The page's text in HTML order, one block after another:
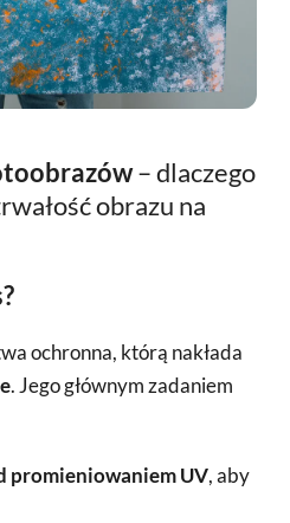
– dlaczego
obrazu na
ochronna, którą nakłada
. Jego głównym zadaniem
promieniowaniem UV, aby